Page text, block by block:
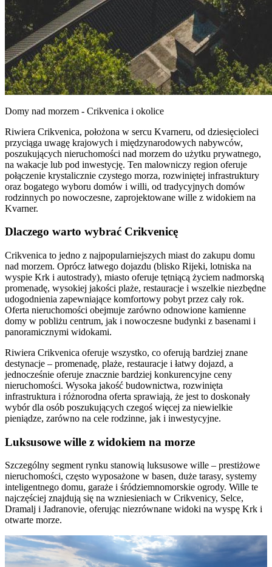
Domy nad morzem - Crikvenica i okolice
Riwiera Crikvenica, położona w sercu Kvarneru, od dziesięcioleci
przyciąga uwagę krajowych i międzynarodowych nabywców,
poszukujących nieruchomości nad morzem do użytku prywatnego,
na wakacje lub pod inwestycję. Ten malowniczy region oferuje
połączenie krystalicznie czystego morza, rozwiniętej infrastruktury
oraz bogatego wyboru domów i willi, od tradycyjnych domów
rodzinnych po nowoczesne, zaprojektowane wille z widokiem na
Kvarner.
Dlaczego warto wybrać Crikvenicę
Crikvenica to jedno z najpopularniejszych miast do zakupu domu
nad morzem. Oprócz łatwego dojazdu (blisko Rijeki, lotniska na
wyspie Krk i autostrady), miasto oferuje tętniącą życiem nadmorską
promenadę, wysokiej jakości plaże, restauracje i wszelkie niezbędne
udogodnienia zapewniające komfortowy pobyt przez cały rok.
Oferta nieruchomości obejmuje zarówno odnowione kamienne
domy w pobliżu centrum, jak i nowoczesne budynki z basenami i
panoramicznymi widokami.
Riwiera Crikvenica oferuje wszystko, co oferują bardziej znane
destynacje – promenadę, plaże, restauracje i łatwy dojazd, a
jednocześnie oferuje znacznie bardziej konkurencyjne ceny
nieruchomości. Wysoka jakość budownictwa, rozwinięta
infrastruktura i różnorodna oferta sprawiają, że jest to doskonały
wybór dla osób poszukujących czegoś więcej za niewielkie
pieniądze, zarówno na cele rodzinne, jak i inwestycyjne.
Luksusowe wille z widokiem na morze
Szczególny segment rynku stanowią luksusowe wille – prestiżowe
nieruchomości, często wyposażone w basen, duże tarasy, systemy
inteligentnego domu, garaże i śródziemnomorskie ogrody. Wille te
najczęściej znajdują się na wzniesieniach w Crikvenicy, Selce,
Dramalj i Jadranovie, oferując niezrównane widoki na wyspę Krk i
otwarte morze.